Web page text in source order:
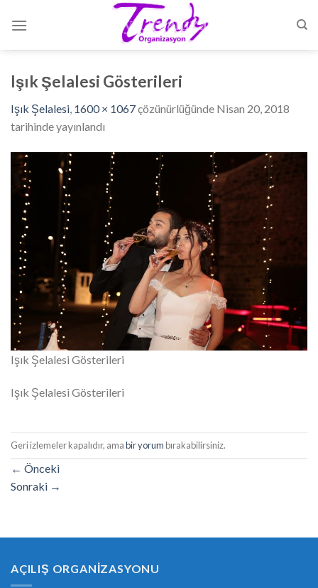
Işık Şelalesi Gösterileri
Işık Şelalesi, 1600 × 1067çözünürlüğünde Nisan 20, 2018
tarihinde yayınlandı
Işık Şelalesi Gösterileri
Işık Şelalesi Gösterileri
Geri izlemeler kapalıdır, amabir yorumbırakabilirsiniz.
← Önceki
Sonraki →
AÇILIŞ ORGANIZASYONU